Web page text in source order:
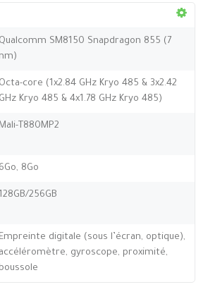
Qualcomm SM8150 Snapdragon 855 (7
nm)
Octa-core (1x2.84 GHz Kryo 485 & 3x2.42
GHz Kryo 485 & 4x1.78 GHz Kryo 485)
Mali-T880MP2
6Go, 8Go
256GB
Empreinte digitale (sous l’écran, optique),
accéléromètre, gyroscope, proximité,
boussole